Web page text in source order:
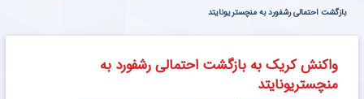
وقتشه |
فقط با
میلیون
تومان!!!
اسنپ
اینجا
بفروشش
چرا
بازگشت احتمالی رشفورد به منچستریونایتد
واکنش کریک به بازگشت احتمالی رشفورد به
منچستریونایتد